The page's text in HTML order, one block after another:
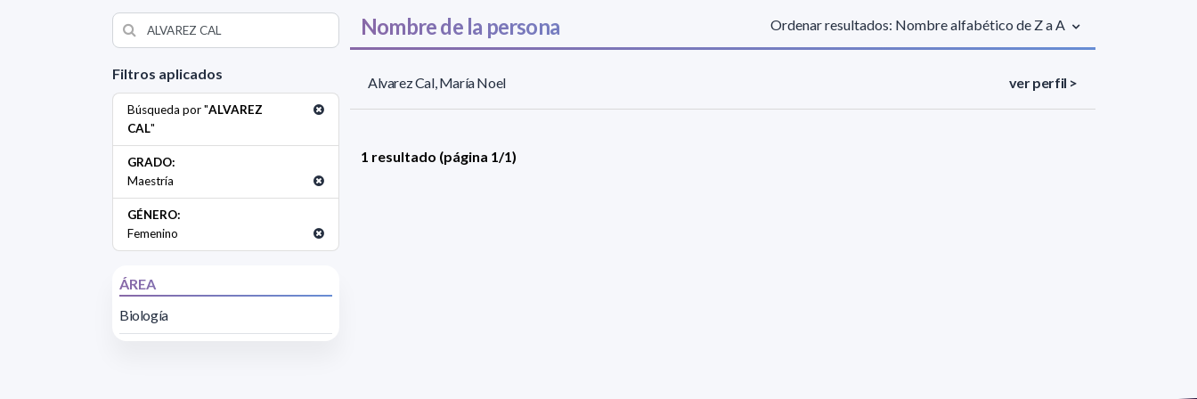
Filtros aplicados
Búsqueda por "ALVAREZ
CAL"
GRADO:
Maestría
GÉNERO:
Femenino
ÁREA
Biología
Nombre de la persona Ordenar resultados: Nombre alfabético de Z a A
Alvarez Cal, María Noel ver perfil >
1 resultado (página 1/1)